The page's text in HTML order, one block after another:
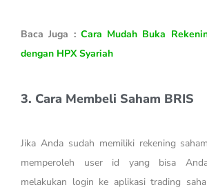
Baca Juga : Cara Mudah Buka
dengan HPX Syariah
3. Cara Membeli Saham BRIS
Jika Anda sudah memiliki rekening
memperoleh user id yang bisa
melakukan login ke aplikasi trading